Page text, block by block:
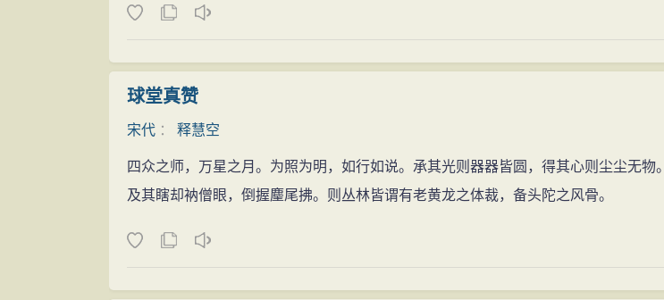
球堂真赞
宋代 ： 释慧空
四众之师，万星之月。为照为明，如行如说。承其光则器器皆圆，得其心则尘尘无物。
及其瞎却衲僧眼，倒握麈尾拂。则丛林皆谓有老黄龙之体裁，备头陀之风骨。